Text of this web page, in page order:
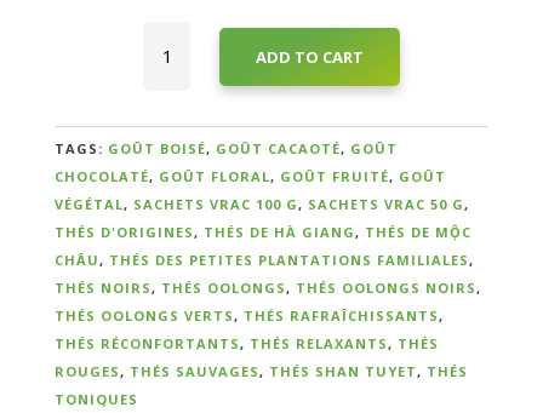
Qui
sommes-
nous
?
Témoignages
Spécial
quantity
ADD TO CART
TAGS: GOÛT BOISÉ, GOÛT CACAOTÉ, GOÛT
CHOCOLATÉ, GOÛT FLORAL, GOÛT FRUITÉ, GOÛT
VÉGÉTAL, SACHETS VRAC 100 G, SACHETS VRAC 50 G,
THÉS D'ORIGINES, THÉS DE HÀ GIANG, THÉS DE MỘC
CHÂU, THÉS DES PETITES PLANTATIONS FAMILIALES,
THÉS NOIRS, THÉS OOLONGS, THÉS OOLONGS NOIRS,
THÉS OOLONGS VERTS, THÉS RAFRAÎCHISSANTS,
THÉS RÉCONFORTANTS, THÉS RELAXANTS, THÉS
ROUGES, THÉS SAUVAGES, THÉS SHAN TUYET, THÉS
TONIQUES